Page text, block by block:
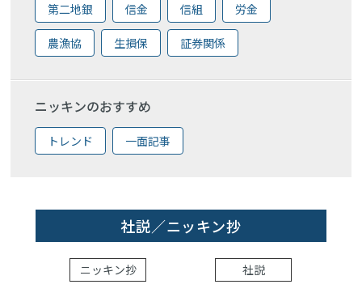
第二地銀 信金 信組 労金
農漁協 生損保 証券関係
ニッキンのおすすめ
トレンド 一面記事
社説／ニッキン抄
ニッキン抄 社説